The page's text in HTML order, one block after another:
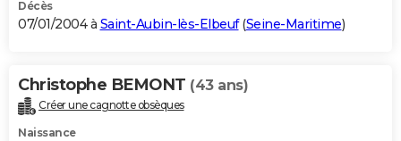
Décès
07/01/2004 à Saint-Aubin-lès-Elbeuf(Seine-Maritime)
Christophe BEMONT (43 ans)
Créer une cagnotte obsèques
Naissance